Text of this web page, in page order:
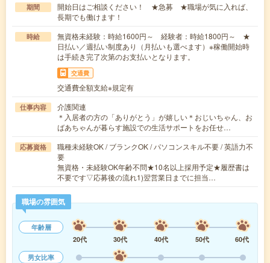
期間
開始日はご相談ください！ ★急募 ★職場が気に入れば、
長期でも働けます！
時給
無資格未経験：時給1600円～ 経験者：時給1800円～ ★
日払い／週払い制度あり（月払いも選べます）※稼働開始時
は手続き完了次第のお支払いとなります。
交通費
交通費全額支給※規定有
仕事内容
介護関連
＊入居者の方の「ありがとう」が嬉しい＊おじいちゃん、お
ばあちゃんが暮らす施設での生活サポートをお任せ…
応募資格
職種未経験OK / ブランクOK / パソコンスキル不要 / 英語力不
要
無資格・未経験OK年齢不問★10名以上採用予定★履歴書は
不要です▽応募後の流れ1)翌営業日までに担当…
職場の雰囲気
年齢層
20代
30代 40代 50代
60代
男女比率